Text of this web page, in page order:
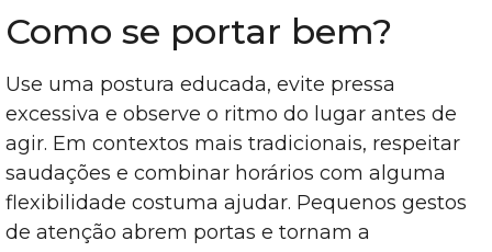
Como se portar bem?
Use uma postura educada, evite pressa
excessiva e observe o ritmo do lugar antes de
agir. Em contextos mais tradicionais, respeitar
saudações e combinar horários com alguma
flexibilidade costuma ajudar. Pequenos gestos
de atenção abrem portas e tornam a